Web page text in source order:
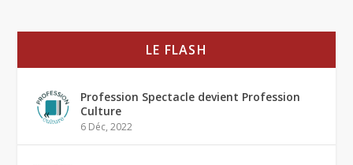
LE FLASH
Profession Spectacle devient Profession
Culture
6 Déc, 2022